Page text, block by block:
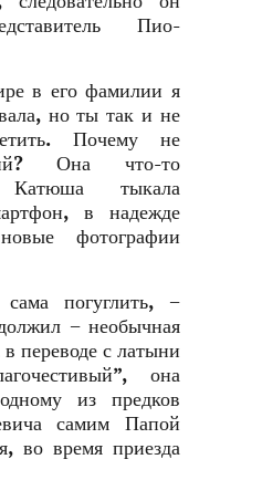
Пио-
в его фамилии я
но ты так и не
Почему не
Она что-то
тыкала
в надежде
фотографии
погуглить, −
− необычная
переводе с латыни
она
из предков
самим Папой
во время приезда